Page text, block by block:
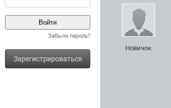
Забыли пароль?
Зарегистрироваться
Новичок